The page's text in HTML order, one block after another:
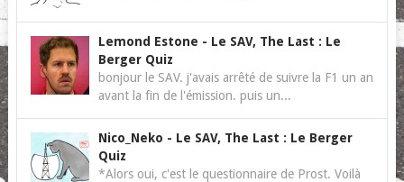
Lemond Estone - Le SAV, The Last : Le
Berger Quiz
bonjour le SAV. j'avais arrêté de suivre la F1 un an
avant la fin de l'émission. puis un...
Nico_Neko - Le SAV, The Last : Le Berger
Quiz
*Alors oui, c'est le questionnaire de Prost. Voilà